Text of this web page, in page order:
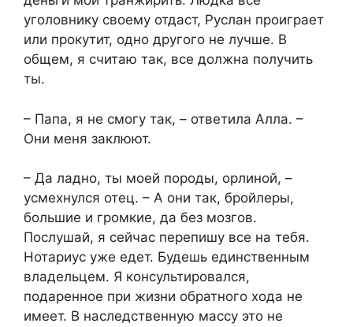
уголовнику своему отдаст, Руслан проиграет
или прокутит, одно другого не лучше. В
общем, я считаю так, все должна получить
ты.
– Папа, я не смогу так, – ответила Алла. –
Они меня заклюют.
– Да ладно, ты моей породы, орлиной, –
усмехнулся отец. – А они так, бройлеры,
большие и громкие, да без мозгов.
Послушай, я сейчас перепишу все на тебя.
Нотариус уже едет. Будешь единственным
владельцем. Я консультировался,
подаренное при жизни обратного хода не
имеет. В наследственную массу это не